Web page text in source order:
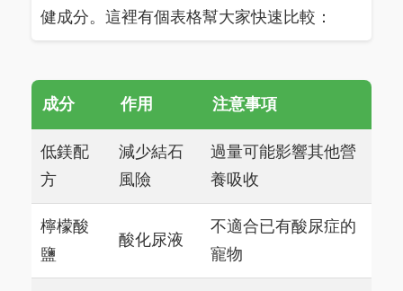
健成分。這裡有個表格幫大家快速比較：
成分 作用 注意事項
低鎂配
方
減少結石
風險
過量可能影響其他營
養吸收
檸檬酸
鹽
酸化尿液
不適合已有酸尿症的
寵物